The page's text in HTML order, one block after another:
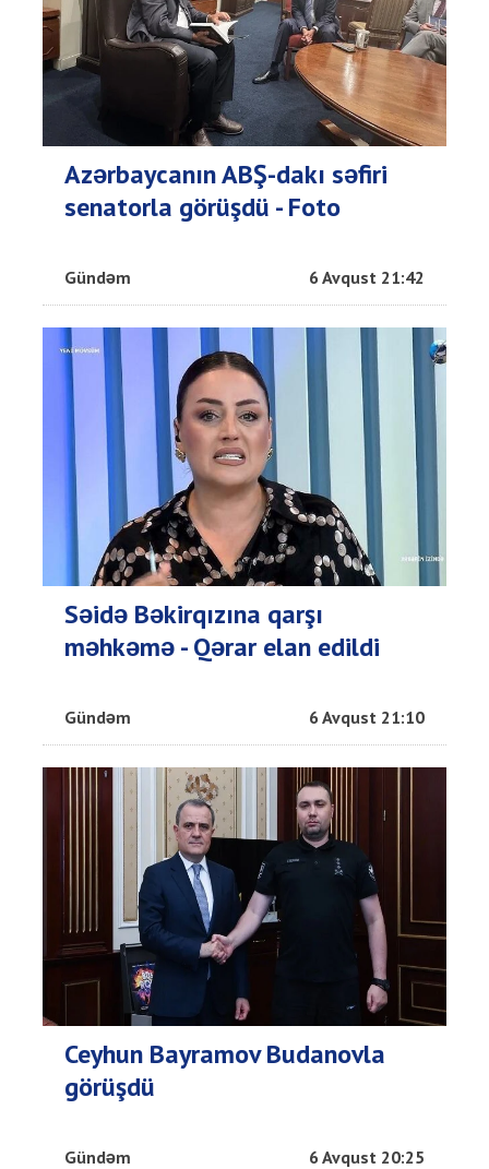
Azərbaycanın ABŞ-dakı səfiri
senatorla görüşdü - Foto
Gündəm 6 Avqust 21:42
Səidə Bəkirqızına qarşı
məhkəmə - Qərar elan edildi
Gündəm 6 Avqust 21:10
Ceyhun Bayramov Budanovla
görüşdü
Gündəm 6 Avqust 20:25